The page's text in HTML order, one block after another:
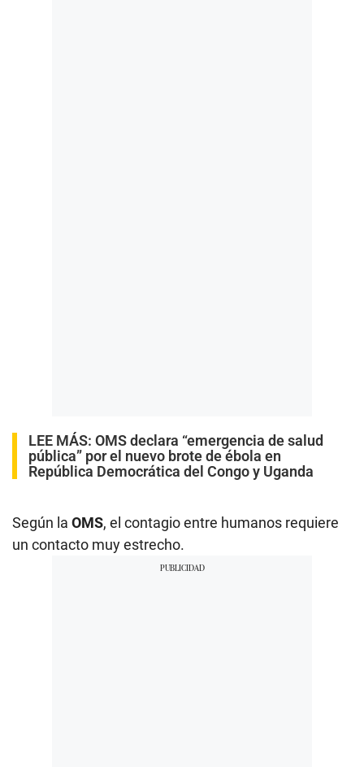
LEE MÁS: OMS declara “emergencia de salud
pública” por el nuevo brote de ébola en
República Democrática del Congo y Uganda
Según la OMS, el contagio entre humanos requiere
un contacto muy estrecho.